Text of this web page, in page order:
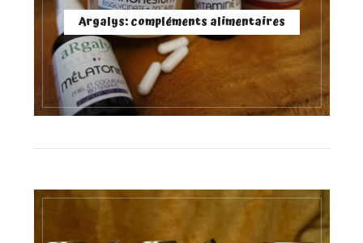
Argalys: compléments alimentaires